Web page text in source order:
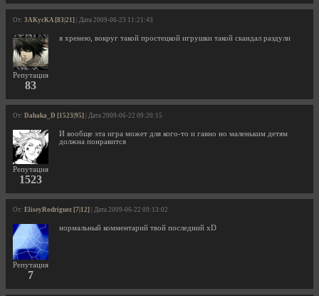
От: 3AKycKA [83|21] | Дата 2009-06-23 11:21:43
Репутация
83
я хренею, вокруг такой простецкой игрушки такой скандал раздули
От: Dahaka_D [1523|95] | Дата 2009-06-22 09:20:15
Репутация
1523
И вообще эта игра может для кого-то и гавно но маленьким детям
должна понравится
От: EliseyRodriguez [7|12] | Дата 2009-06-22 09:13:02
Репутация
7
нормальный комментарий твой последний xD